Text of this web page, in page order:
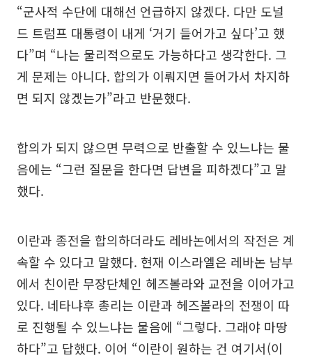
“군사적 수단에 대해선 언급하지 않겠다. 다만 도널
드 트럼프 대통령이 내게 ‘거기 들어가고 싶다’고 했
다”며 “나는 물리적으로도 가능하다고 생각한다. 그
게 문제는 아니다. 합의가 이뤄지면 들어가서 차지하
면 되지 않겠는가”라고 반문했다.
합의가 되지 않으면 무력으로 반출할 수 있느냐는 물
음에는 “그런 질문을 한다면 답변을 피하겠다”고 말
했다.
이란과 종전을 합의하더라도 레바논에서의 작전은 계
속할 수 있다고 말했다. 현재 이스라엘은 레바논 남부
에서 친이란 무장단체인 헤즈볼라와 교전을 이어가고
있다. 네타냐후 총리는 이란과 헤즈볼라의 전쟁이 따
로 진행될 수 있느냐는 물음에 “그렇다. 그래야 마땅
하다”고 답했다. 이어 “이란이 원하는 건 여기서(이